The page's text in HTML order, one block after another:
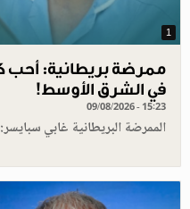
1
ممرضة بريطانية: أحب
في الشرق الأوسط!
09/08/2026 - 15:23
الممرضة البريطانية غابي